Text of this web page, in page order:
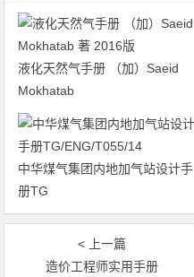
液化天然气手册 （加）Saeid
Mokhatab
中华煤气集团内地加气站设计手
册TG
< 上一篇
造价工程师实用手册